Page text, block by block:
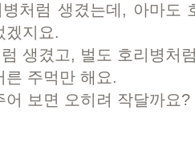
처럼 생겼는데, 아마도
겠지요.
생겼고, 벌도 호리병처
른 주먹만 해요.
어 보면 오히려 작달까요?